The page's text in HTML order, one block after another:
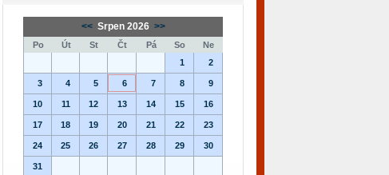
<< Srpen 2026 >>
Po Út St Čt Pá So
Ne
1
2
3 4 5 6 7 8 9
10 11 12 13 14 15 16
17 18 19 20 21 22 23
24 25 26 27 28 29 30
31